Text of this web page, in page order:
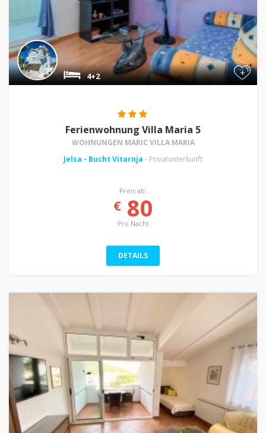
+
4+2
Ferienwohnung Villa Maria 5
WOHNUNGEN MARIC VILLA MARIA
Jelsa - Bucht Vitarnja - Privatunterkunft
Preis ab:
€80
Pro Nacht
DETAILS